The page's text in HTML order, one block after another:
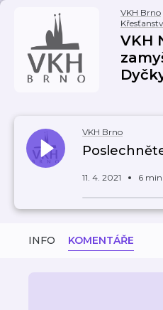
VKH Brno
VKH
VKH Brno
11. 4. 2021 6 min
INFO KOMENTÁŘE